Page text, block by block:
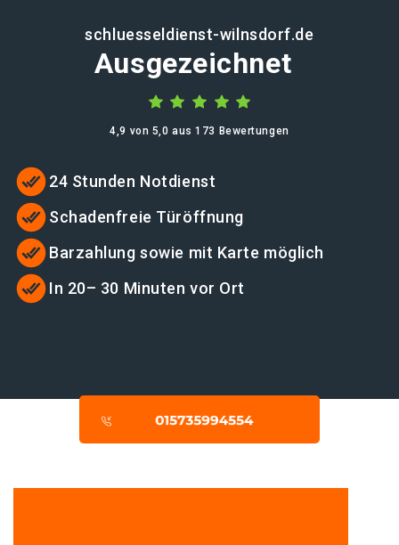
schluesseldienst-wilnsdorf.de
Ausgezeichnet
4,9 von 5,0 aus 173 Bewertungen
24 Stunden Notdienst
Schadenfreie Türöffnung
Barzahlung sowie mit Karte möglich
In 20– 30 Minuten vor Ort